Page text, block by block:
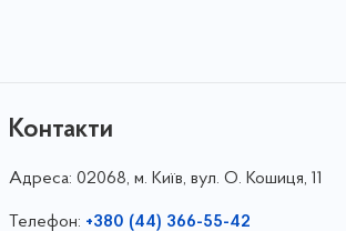
Контакти
Адреса: 02068, м. Київ, вул. О. Кошиця, 11
Телефон: +380 (44) 366-55-42